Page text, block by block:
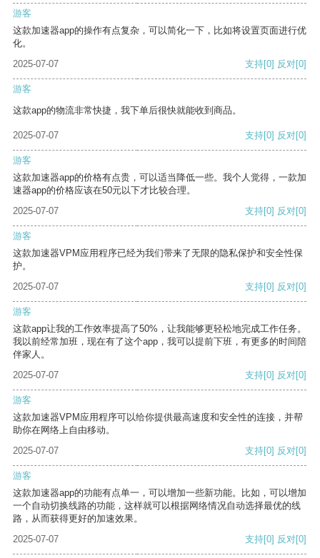
游客
这款加速器app的操作有点复杂，可以简化一下，比如将设置页面进行优
化。
2025-07-07
支持[0] 反对[0]
游客
这款app的物流非常快捷，我下单后很快就能收到商品。
2025-07-07 支持[0] 反对[0]
游客
这款加速器app的价格有点贵，可以适当降低一些。我个人觉得，一款加
速器app的价格应该在50元以下才比较合理。
2025-07-07
支持[0] 反对[0]
游客
这款加速器VPM应用程序已经为我们带来了无限的隐私保护和安全性保
护。
2025-07-07
支持[0] 反对[0]
游客
这款app让我的工作效率提高了50%，让我能够更轻松地完成工作任务。
我以前经常加班，现在有了这个app，我可以提前下班，有更多的时间陪
伴家人。
2025-07-07
支持[0] 反对[0]
游客
这款加速器VPM应用程序可以给你提供最高速度和安全性的连接，并帮
助你在网络上自由移动。
2025-07-07
支持[0] 反对[0]
游客
这款加速器app的功能有点单一，可以增加一些新功能。比如，可以增加
一个自动切换线路的功能，这样就可以根据网络情况自动选择最优的线
路，从而获得更好的加速效果。
2025-07-07
支持[0] 反对[0]